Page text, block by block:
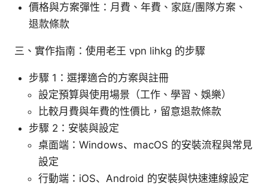
價格與方案彈性：月費、年費、家庭/團隊方案、
退款條款
三、實作指南：使用老王 vpn lihkg 的步驟
步驟 1：選擇適合的方案與註冊
設定預算與使用場景（工作、學習、娛樂）
比較月費與年費的性價比，留意退款條款
步驟 2：安裝與設定
桌面端：Windows、macOS 的安裝流程與常見
設定
行動端：iOS、Android 的安裝與快速連線設定